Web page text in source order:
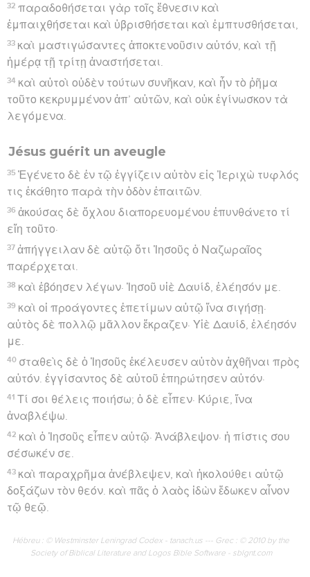
32 παραδοθήσεται γὰρ τοῖς ἔθνεσιν καὶ
ἐμπαιχθήσεται καὶ ὑβρισθήσεται καὶ ἐμπτυσθήσεται,
33 καὶ μαστιγώσαντες ἀποκτενοῦσιν αὐτόν, καὶ τῇ
ἡμέρᾳ τῇ τρίτῃ ἀναστήσεται.
34 καὶ αὐτοὶ οὐδὲν τούτων συνῆκαν, καὶ ἦν τὸ ῥῆμα
τοῦτο κεκρυμμένον ἀπ’ αὐτῶν, καὶ οὐκ ἐγίνωσκον τὰ
λεγόμενα.
Jésus guérit un aveugle
35 Ἐγένετο δὲ ἐν τῷ ἐγγίζειν αὐτὸν εἰς Ἰεριχὼ τυφλός
τις ἐκάθητο παρὰ τὴν ὁδὸν ἐπαιτῶν.
36 ἀκούσας δὲ ὄχλου διαπορευομένου ἐπυνθάνετο τί
εἴη τοῦτο·
37 ἀπήγγειλαν δὲ αὐτῷ ὅτι Ἰησοῦς ὁ Ναζωραῖος
παρέρχεται.
38 καὶ ἐβόησεν λέγων· Ἰησοῦ υἱὲ Δαυίδ, ἐλέησόν με.
39 καὶ οἱ προάγοντες ἐπετίμων αὐτῷ ἵνα σιγήσῃ·
αὐτὸς δὲ πολλῷ μᾶλλον ἔκραζεν· Υἱὲ Δαυίδ, ἐλέησόν
με.
40 σταθεὶς δὲ ὁ Ἰησοῦς ἐκέλευσεν αὐτὸν ἀχθῆναι πρὸς
αὐτόν. ἐγγίσαντος δὲ αὐτοῦ ἐπηρώτησεν αὐτόν·
41 Τί σοι θέλεις ποιήσω; ὁ δὲ εἶπεν· Κύριε, ἵνα
ἀναβλέψω.
42 καὶ ὁ Ἰησοῦς εἶπεν αὐτῷ· Ἀνάβλεψον· ἡ πίστις σου
σέσωκέν σε.
43 καὶ παραχρῆμα ἀνέβλεψεν, καὶ ἠκολούθει αὐτῷ
δοξάζων τὸν θεόν. καὶ πᾶς ὁ λαὸς ἰδὼν ἔδωκεν αἶνον
τῷ θεῷ.
Hébreu : © Westminster Leningrad Codex - tanach.us --- Grec : © 2010 by the
Society of Biblical Literature and Logos Bible Software - sblgnt.com